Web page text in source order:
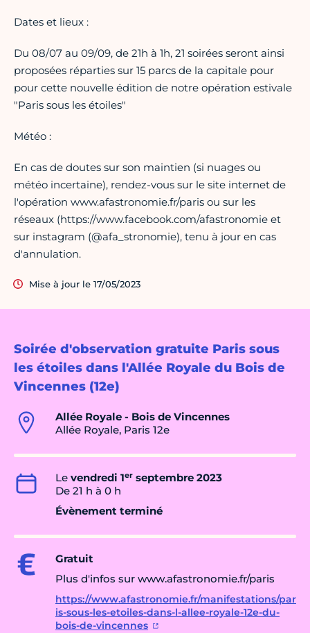
Soirée d'observation gratuite Paris sous
les étoiles dans l'Allée Royale du Bois de
Vincennes (12e)
Allée Royale - Bois de Vincennes
Allée Royale, Paris 12e
Le vendredi 1er septembre 2023
De 21 h à 0 h
Évènement terminé
Gratuit
Plus d'infos sur www.afastronomie.fr/paris
https://www.afastronomie.fr/manifestations/par
is-sous-les-etoiles-dans-l-allee-royale-12e-du-
bois-de-vincennes
Dates et lieux :
Du 08/07 au 09/09, de 21h à 1h, 21 soirées seront ainsi
proposées réparties sur 15 parcs de la capitale pour
pour cette nouvelle édition de notre opération estivale
"Paris sous les étoiles"
Météo :
En cas de doutes sur son maintien (si nuages ou
météo incertaine), rendez-vous sur le site internet de
l'opération www.afastronomie.fr/paris ou sur les
réseaux (https://www.facebook.com/afastronomie et
sur instagram (@afa_stronomie), tenu à jour en cas
d'annulation.
Mise à jour le 17/05/2023